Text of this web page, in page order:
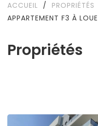
Propriétés
ACCUEIL / PROPRIÉTÉS
APPARTEMENT F3 À